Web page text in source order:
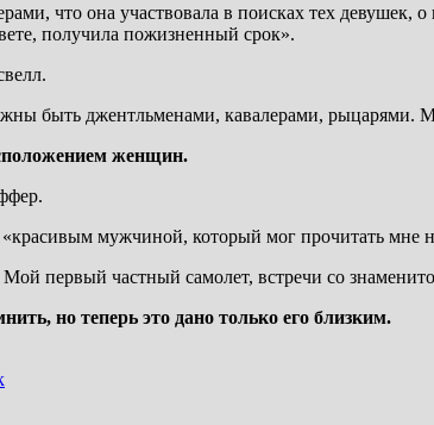
что она участвовала в поисках тех
получила пожизненный срок».
быть джентльменами, кавалерами,
женщин.
мужчиной, который мог прочитать
первый частный самолет, встречи со
но теперь это дано только его близким.